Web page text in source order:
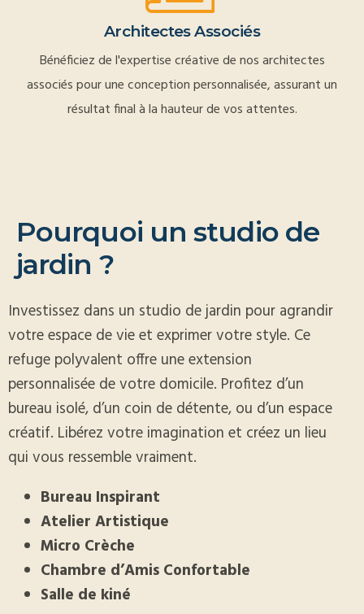
Architectes Associés
Bénéficiez de l'expertise créative de nos architectes
associés pour une conception personnalisée, assurant un
résultat final à la hauteur de vos attentes.
Pourquoi un studio de
jardin ?
Investissez dans un studio de jardin pour agrandir
votre espace de vie et exprimer votre style. Ce
refuge polyvalent offre une extension
personnalisée de votre domicile. Profitez d’un
bureau isolé, d’un coin de détente, ou d’un espace
créatif. Libérez votre imagination et créez un lieu
qui vous ressemble vraiment.
Bureau Inspirant
Atelier Artistique
Micro Crèche
Chambre d’Amis Confortable
Salle de kiné